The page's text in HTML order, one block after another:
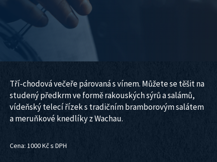
Tří-chodová večeře párovaná s vínem. Můžete se těšit na
studený předkrm ve formě rakouských sýrů a salámů,
vídeňský telecí řízek s tradičním bramborovým salátem
a meruňkové knedlíky z Wachau.
Cena: 1000 Kč s DPH